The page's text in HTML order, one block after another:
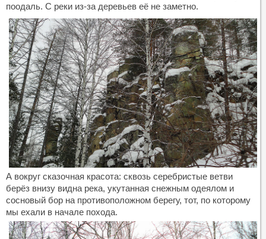
поодаль. С реки из-за деревьев её не заметно.
А вокруг сказочная красота: сквозь серебристые ветви
берёз внизу видна река, укутанная снежным одеялом и
сосновый бор на противоположном берегу, тот, по которому
мы ехали в начале похода.